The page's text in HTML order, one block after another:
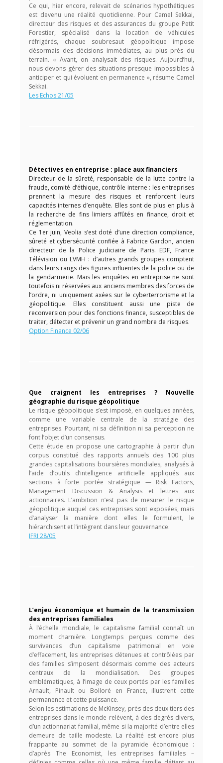
Ce qui, hier encore, relevait de scénarios hypothétiques
est devenu une réalité quotidienne. Pour Camel Sekkai,
directeur des risques et des assurances du groupe Petit
Forestier, spécialisé dans la location de véhicules
réfrigérés, chaque soubresaut géopolitique impose
désormais des décisions immédiates, au plus près du
terrain. « Avant, on analysait des risques. Aujourd’hui,
nous devons gérer des situations presque impossibles à
anticiper et qui évoluent en permanence », résume Camel
Sekkai.
Les Echos 21/05
Détectives en entreprise : place aux financiers
Directeur de la sûreté, responsable de la lutte contre la
fraude, comité d’éthique, contrôle interne : les entreprises
prennent la mesure des risques et renforcent leurs
capacités internes d’enquête. Elles sont de plus en plus à
la recherche de fins limiers affûtés en finance, droit et
réglementation.
Ce 1er juin, Veolia s’est doté d’une direction compliance,
sûreté et cybersécurité confiée à Fabrice Gardon, ancien
directeur de la Police judiciaire de Paris. EDF, France
Télévision ou LVMH : d’autres grands groupes comptent
dans leurs rangs des figures influentes de la police ou de
la gendarmerie. Mais les enquêtes en entreprise ne sont
toutefois ni réservées aux anciens membres des forces de
l’ordre, ni uniquement axées sur le cyberterrorisme et la
géopolitique. Elles constituent aussi une piste de
reconversion pour des fonctions finance, susceptibles de
traiter, détecter et prévenir un grand nombre de risques.
Option Finance 02/06
Que craignent les entreprises ? Nouvelle
géographie du risque géopolitique
Le risque géopolitique s’est imposé, en quelques années,
comme une variable centrale de la stratégie des
entreprises. Pourtant, ni sa définition ni sa perception ne
font l’objet d’un consensus.
Cette étude en propose une cartographie à partir d’un
corpus constitué des rapports annuels des 100 plus
grandes capitalisations boursières mondiales, analysés à
l’aide d’outils d’intelligence artificielle appliqués aux
sections à forte portée stratégique — Risk Factors,
Management Discussion & Analysis et lettres aux
actionnaires. L’ambition n’est pas de mesurer le risque
géopolitique auquel ces entreprises sont exposées, mais
d’analyser la manière dont elles le formulent, le
hiérarchisent et l’intègrent dans leur gouvernance.
IFRI 28/05
L’enjeu économique et humain de la transmission
des entreprises familiales
À l’échelle mondiale, le capitalisme familial connaît un
moment charnière. Longtemps perçues comme des
survivances d’un capitalisme patrimonial en voie
d’effacement, les entreprises détenues et contrôlées par
des familles s’imposent désormais comme des acteurs
centraux de la mondialisation. Des groupes
emblématiques, à l’image de ceux portés par les familles
Arnault, Pinault ou Bolloré en France, illustrent cette
permanence et cette puissance.
Selon les estimations de McKinsey, près des deux tiers des
entreprises dans le monde relèvent, à des degrés divers,
d’un actionnariat familial, même si la majorité d’entre elles
demeure de taille modeste. La réalité est encore plus
frappante au sommet de la pyramide économique :
d’après The Economist, les entreprises familiales –